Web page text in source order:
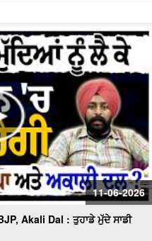
11-06-2026
Akali Dal : ਤੁਹਾਡੇ ਮੁੱਦੇ ਸਾਡੀ